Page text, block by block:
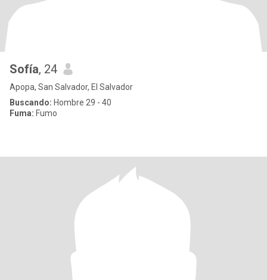
Sofía, 24
Apopa, San Salvador, El Salvador
Buscando: Hombre 29 - 40
Fuma: Fumo